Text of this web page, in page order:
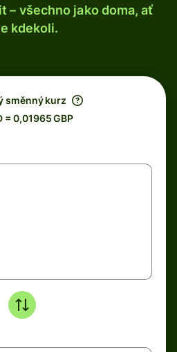
– všechno jako doma, ať
kdekoli.
směnný kurz
= 0,01965 GBP